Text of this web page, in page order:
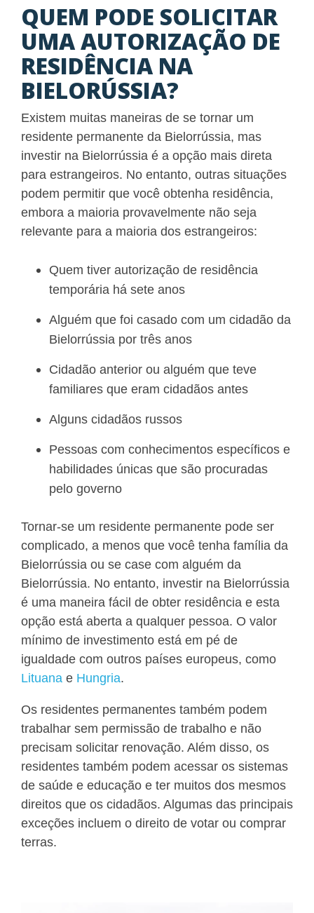
QUEM PODE SOLICITAR
UMA AUTORIZAÇÃO DE
RESIDÊNCIA NA
BIELORÚSSIA?
Existem muitas maneiras de se tornar um
residente permanente da Bielorrússia, mas
investir na Bielorrússia é a opção mais direta
para estrangeiros. No entanto, outras situações
podem permitir que você obtenha residência,
embora a maioria provavelmente não seja
relevante para a maioria dos estrangeiros:
Quem tiver autorização de residência
temporária há sete anos
Alguém que foi casado com um cidadão da
Bielorrússia por três anos
Cidadão anterior ou alguém que teve
familiares que eram cidadãos antes
Alguns cidadãos russos
Pessoas com conhecimentos específicos e
habilidades únicas que são procuradas
pelo governo
Tornar-se um residente permanente pode ser
complicado, a menos que você tenha família da
Bielorrússia ou se case com alguém da
Bielorrússia. No entanto, investir na Bielorrússia
é uma maneira fácil de obter residência e esta
opção está aberta a qualquer pessoa. O valor
mínimo de investimento está em pé de
igualdade com outros países europeus, como
Lituana e Hungria.
Os residentes permanentes também podem
trabalhar sem permissão de trabalho e não
precisam solicitar renovação. Além disso, os
residentes também podem acessar os sistemas
de saúde e educação e ter muitos dos mesmos
direitos que os cidadãos. Algumas das principais
exceções incluem o direito de votar ou comprar
terras.